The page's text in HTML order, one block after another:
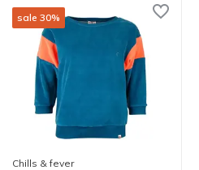
sale 30%
Chills & fever